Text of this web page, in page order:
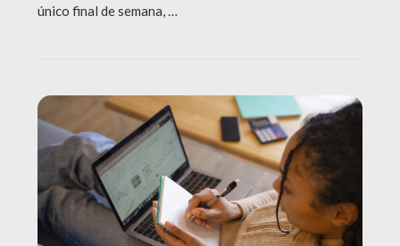
único final de semana, …